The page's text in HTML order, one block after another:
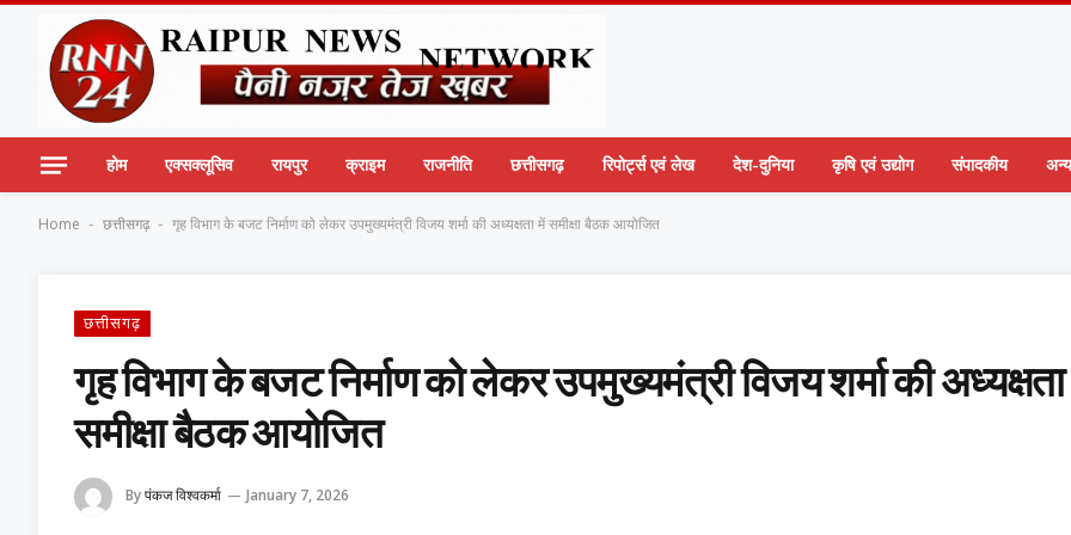
होम एक्सक्लूसिव रायपुर क्राइम राजनीति छत्तीसगढ़ रिपोर्ट्स एवं लेख देश-दुनिया कृषि एवं उद्योग संपादकीय अन्य
Home - छत्तीसगढ़ - गृह विभाग के बजट निर्माण को लेकर उपमुख्यमंत्री विजय शर्मा की अध्यक्षता में समीक्षा बैठक आयोजित
छत्तीसगढ़
गृह विभाग के बजट निर्माण को लेकर उपमुख्यमंत्री विजय शर्मा की
समीक्षा बैठक आयोजित
Byपंकज विश्वकर्मा January 7, 2026